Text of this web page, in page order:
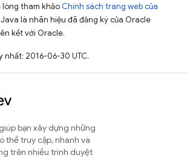
tham khảo Chính sách trang web của
Java là nhãn hiệu đã đăng ký của Oracle
kết với Oracle.
nhất: 2016-06-30 UTC.
bạn xây dựng những
thể truy cập, nhanh và
trên nhiều trình duyệt